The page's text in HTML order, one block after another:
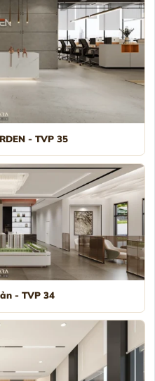
- TVP 35
- TVP 34